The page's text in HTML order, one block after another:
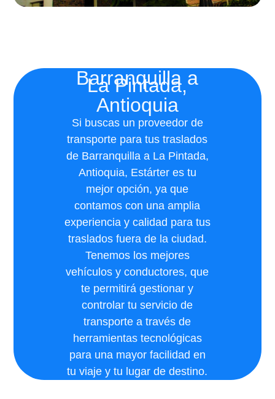
Barranquilla a
La Pintada,
Antioquia
Si buscas un proveedor de
transporte para tus traslados
de Barranquilla a La Pintada,
Antioquia, Estárter es tu
mejor opción, ya que
contamos con una amplia
experiencia y calidad para tus
traslados fuera de la ciudad.
Tenemos los mejores
vehículos y conductores, que
te permitirá gestionar y
controlar tu servicio de
transporte a través de
herramientas tecnológicas
para una mayor facilidad en
tu viaje y tu lugar de destino.